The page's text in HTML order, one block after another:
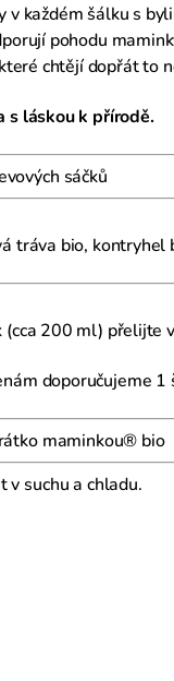
v každém šálku s
pohodu
chtějí dopřát to
s láskou k přírodě.
sáčků
tráva bio, kontryhel
(cca 200 ml)
doporučujeme
maminkou® bio
v suchu a chladu.